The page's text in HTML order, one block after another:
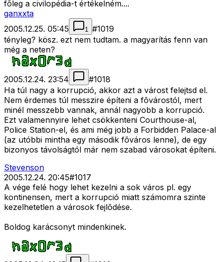
fõleg a civilopédia-t értékelném....
ganxxta
2005.12.25. 05:45
1 #1019
tényleg? kösz. ezt nem tudtam. a magyarítás fenn van
még a neten?
2005.12.24. 23:54 #1018
Ha túl nagy a korrupció, akkor azt a várost felejtsd el.
Nem érdemes túl messzire építeni a fõvárostól, mert
minél messzebb vannak, annál nagyobb a korrupció.
Ezt valamennyire lehet csökkenteni Courthouse-al,
Police Station-el, és ami még jobb a Forbidden Palace-al
(az utóbbi mintha egy második fõváros lenne), de egy
bizonyos távolságtól már nem szabad városokat építeni.
Stevenson
2005.12.24. 20:45#1017
A vége felé hogy lehet kezelni a sok város pl. egy
kontinensen, mert a korrupció miatt számomra szinte
kezelhetetlen a városok fejlõdése.
Boldog karácsonyt mindenkinek.